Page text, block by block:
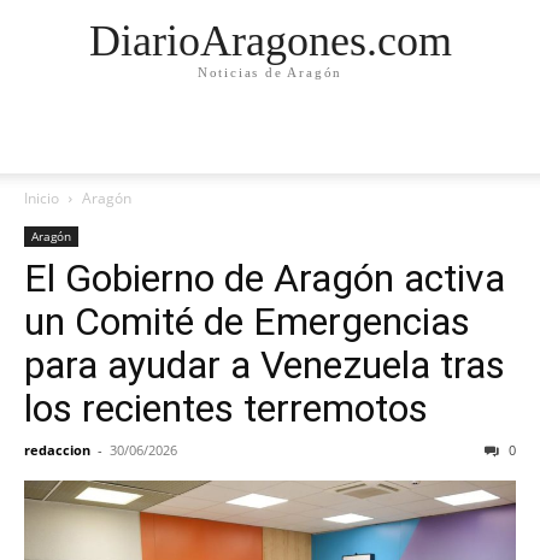
DiarioAragones.com
Noticias de Aragón
Inicio Aragón
Aragón
El Gobierno de Aragón activa
un Comité de Emergencias
para ayudar a Venezuela tras
los recientes terremotos
redaccion - 30/06/2026 0